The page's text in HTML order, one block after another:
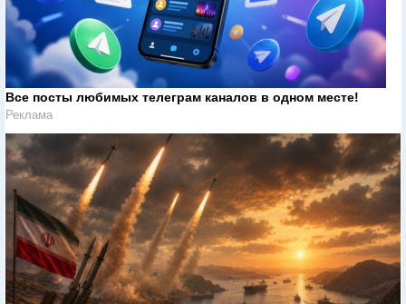
Все посты любимых телеграм каналов в одном месте!
Реклама